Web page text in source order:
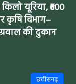
यूरिया, ₹600
कृषि विभाग–
की दुकान
छत्तीसगढ़